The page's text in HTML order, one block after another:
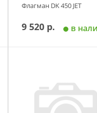
Флагман DK 450 JET
9 520 р. в